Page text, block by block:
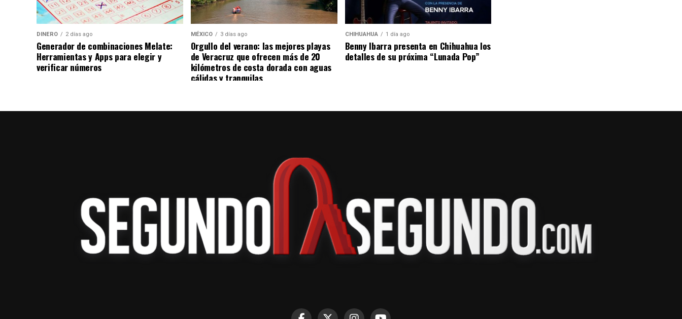
DINERO 2 días ago
Generador de combinaciones Melate:
Herramientas y Apps para elegir y
verificar números
MÉXICO 3 días ago
Orgullo del verano: las mejores playas
de Veracruz que ofrecen más de 20
kilómetros de costa dorada con aguas
cálidas y tranquilas
CHIHUAHUA 1 día ago
Benny Ibarra presenta en Chihuahua los
detalles de su próxima “Lunada Pop”